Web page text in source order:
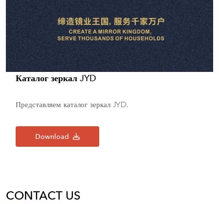
Каталог зеркал JYD
Представляем каталог зеркал JYD.
Download
CONTACT US